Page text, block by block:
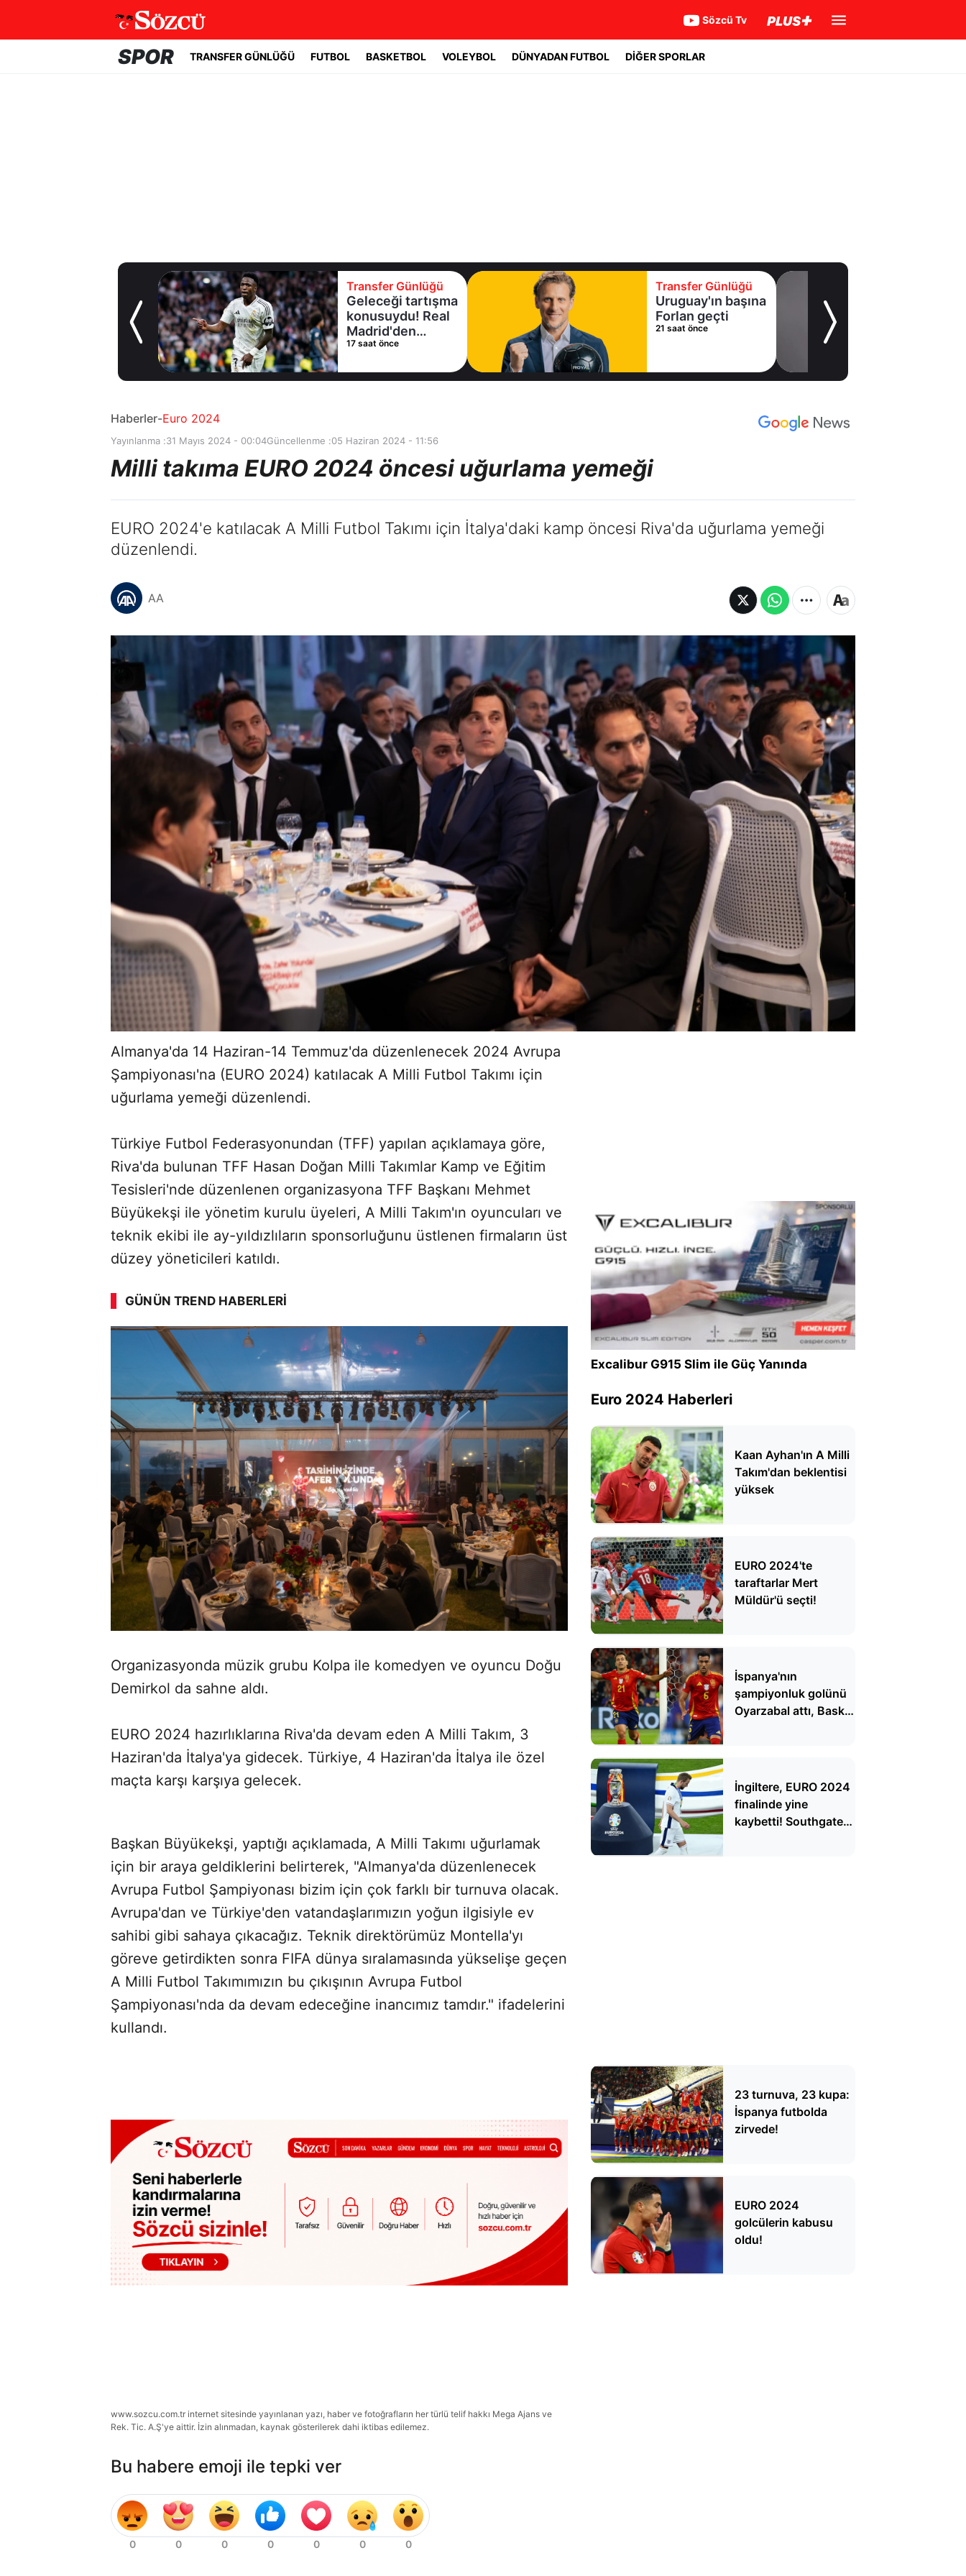
Sözcü Tv
SPOR TRANSFER GÜNLÜĞÜ FUTBOL BASKETBOL VOLEYBOL DÜNYADAN FUTBOL DİĞER SPORLAR
sürpriz orta saha
Transfer Günlüğü
Geleceği tartışma
konusuydu! Real
Madrid'den
Vinicius Junior
17 saat önce
Transfer Günlüğü
Uruguay'ın başına
Forlan geçti
21 saat önce
Haberler-Euro 2024
Yayınlanma :31 Mayıs 2024 - 00:04Güncellenme :05 Haziran 2024 - 11:56
Milli takıma EURO 2024 öncesi uğurlama yemeği
EURO 2024'e katılacak A Milli Futbol Takımı için İtalya'daki kamp öncesi Riva'da uğurlama yemeği
düzenlendi.
AA
Almanya'da 14 Haziran-14 Temmuz'da düzenlenecek 2024 Avrupa
Şampiyonası'na (EURO 2024) katılacak A Milli Futbol Takımı için
uğurlama yemeği düzenlendi.
Türkiye Futbol Federasyonundan (TFF) yapılan açıklamaya göre,
Riva'da bulunan TFF Hasan Doğan Milli Takımlar Kamp ve Eğitim
Tesisleri'nde düzenlenen organizasyona TFF Başkanı Mehmet
Büyükekşi ile yönetim kurulu üyeleri, A Milli Takım'ın oyuncuları ve
teknik ekibi ile ay-yıldızlıların sponsorluğunu üstlenen firmaların üst
düzey yöneticileri katıldı.
GÜNÜN TREND HABERLERI
00:03 / 08:15
Organizasyonda müzik grubu Kolpa ile komedyen ve oyuncu Doğu
Demirkol da sahne aldı.
EURO 2024 hazırlıklarına Riva'da devam eden A Milli Takım, 3
Haziran'da İtalya'ya gidecek. Türkiye, 4 Haziran'da İtalya ile özel
maçta karşı karşıya gelecek.
Başkan Büyükekşi, yaptığı açıklamada, A Milli Takımı uğurlamak
için bir araya geldiklerini belirterek, "Almanya'da düzenlenecek
Avrupa Futbol Şampiyonası bizim için çok farklı bir turnuva olacak.
Avrupa'dan ve Türkiye'den vatandaşlarımızın yoğun ilgisiyle ev
sahibi gibi sahaya çıkacağız. Teknik direktörümüz Montella'yı
göreve getirdikten sonra FIFA dünya sıralamasında yükselişe geçen
A Milli Futbol Takımımızın bu çıkışının Avrupa Futbol
Şampiyonası'nda da devam edeceğine inancımız tamdır." ifadelerini
kullandı.
www.sozcu.com.tr internet sitesinde yayınlanan yazı, haber ve fotoğrafların her türlü telif hakkı Mega Ajans ve
Rek. Tic. A.Ş'ye aittir. İzin alınmadan, kaynak gösterilerek dahi iktibas edilemez.
Bu habere emoji ile tepki ver
Excalibur G915 Slim ile Güç Yanında
Euro 2024 Haberleri
Kaan Ayhan'ın A Milli
Takım'dan beklentisi
yüksek
EURO 2024'te
taraftarlar Mert
Müldür'ü seçti!
İspanya'nın
şampiyonluk golünü
Oyarzabal attı, Bask
İngiltere, EURO 2024
finalinde yine
kaybetti! Southgate
23 turnuva, 23 kupa:
İspanya futbolda
zirvede!
EURO 2024
golcülerin kabusu
oldu!